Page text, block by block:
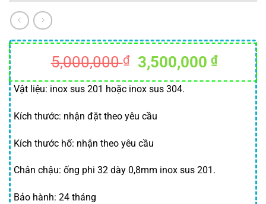
5,000,000₫ Giá
gốc
là:
5,000,000 ₫.
3,500,000₫Giá
hiện
Vật liệu: inox sus 201 hoặc inox sus 304.
Kích thước: nhận đặt theo yêu cầu
Kích thước hố: nhận theo yêu cầu
Chân chậu: ống phi 32 dày 0,8mm inox sus 201.
Bảo hành: 24 tháng